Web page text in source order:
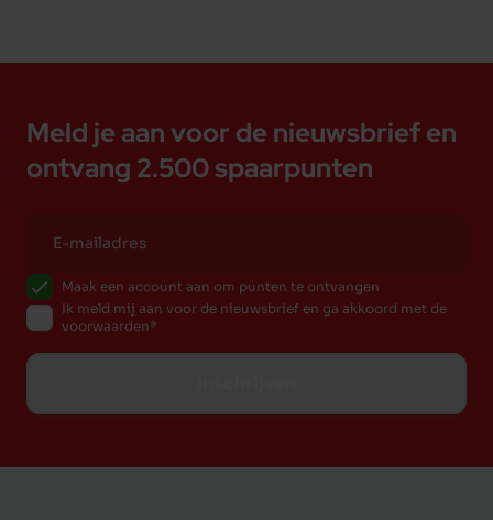
Meld je aan voor de nieuwsbrief en
ontvang 2.500 spaarpunten
Maak een account aan om punten te ontvangen
Ik meld mij aan voor de nieuwsbrief en ga akkoord met de
voorwaarden